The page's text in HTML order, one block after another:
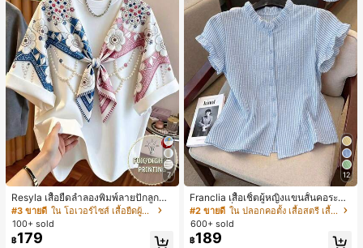
7
Resyla เสื้อยืดลำลองพิมพ์ลายปักลูกปัด
รูปโบว์ขนาดใหญ่สำหรับผู้หญิง
#3 ขายดี
ใน โอเวอร์ไซส์ เสื้อยืดผู้หญิง
100+ sold
฿179
12
Franclia เสื้อเชิ้ตผู้หญิงแขนสั้นคอระบา
ยกระดุมเดี่ยวลายทาง
#2 ขายดี
ใน ปลอกคอตั้ง เสื้อสตรี เสื้อเบลาส์ & Tee
600+ sold
฿189